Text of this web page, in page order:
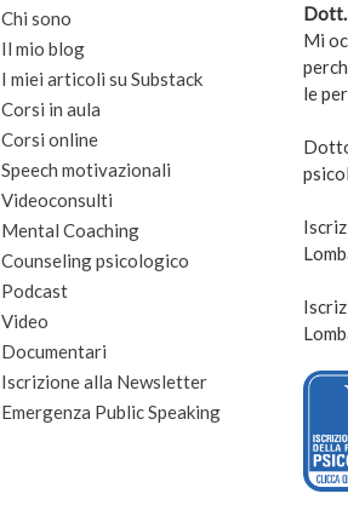
Chi sono
Il mio blog
I miei articoli su Substack
Corsi in aula
Corsi online
Speech motivazionali
Videoconsulti
Mental Coaching
Counseling psicologico
Podcast
Video
Documentari
Iscrizione alla Newsletter
Emergenza Public Speaking
Mi
le